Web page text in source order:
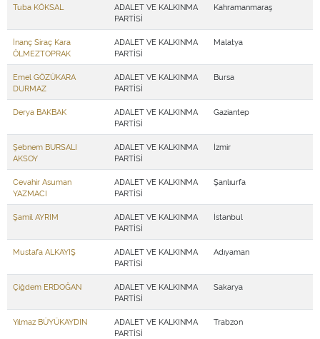
Tuba KÖKSAL
ADALET VE KALKINMA
PARTİSİ
Kahramanmaraş
İnanç Siraç Kara
ÖLMEZTOPRAK
ADALET VE KALKINMA
PARTİSİ
Malatya
Emel GÖZÜKARA
DURMAZ
ADALET VE KALKINMA
PARTİSİ
Bursa
Derya BAKBAK
ADALET VE KALKINMA
PARTİSİ
Gaziantep
Şebnem BURSALI
AKSOY
ADALET VE KALKINMA
PARTİSİ
İzmir
Cevahir Asuman
YAZMACI
ADALET VE KALKINMA
PARTİSİ
Şanlıurfa
Şamil AYRIM
ADALET VE KALKINMA
PARTİSİ
İstanbul
Mustafa ALKAYIŞ
ADALET VE KALKINMA
PARTİSİ
Adıyaman
Çiğdem ERDOĞAN
ADALET VE KALKINMA
PARTİSİ
Sakarya
Yılmaz BÜYÜKAYDIN
ADALET VE KALKINMA
PARTİSİ
Trabzon